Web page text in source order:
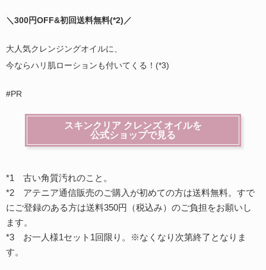
＼300円OFF&初回送料無料(*2) ／
大人気クレンジングオイルに、
今ならハリ肌ローションも付いてくる！(*3)
#PR
スキンクリア クレンズ オイルを
公式ショップで見る
*1 古い角質汚れのこと。
*2 アテニア通信販売のご購入が初めての方は送料無料。すで
にご登録のある方は送料350円（税込み）のご負担をお願いし
ます。
*3 お一人様1セット1回限り。※なくなり次第終了となりま
す。